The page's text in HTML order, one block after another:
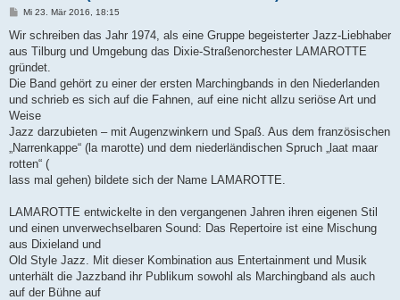
B
i
r
a
Mi 23. Mär 2016, 18:15
Wir schreiben das Jahr 1974, als eine Gruppe begeisterter Jazz-Liebhaber
aus Tilburg und Umgebung das Dixie-Straßenorchester LAMAROTTE
gründet.
Die Band gehört zu einer der ersten Marchingbands in den Niederlanden
und schrieb es sich auf die Fahnen, auf eine nicht allzu seriöse Art und
Weise
Jazz darzubieten – mit Augenzwinkern und Spaß. Aus dem französischen
„Narrenkappe“ (la marotte) und dem niederländischen Spruch „laat maar
rotten“ (
lass mal gehen) bildete sich der Name LAMAROTTE.
LAMAROTTE entwickelte in den vergangenen Jahren ihren eigenen Stil
und einen unverwechselbaren Sound: Das Repertoire ist eine Mischung
aus Dixieland und
Old Style Jazz. Mit dieser Kombination aus Entertainment und Musik
unterhält die Jazzband ihr Publikum sowohl als Marchingband als auch
auf der Bühne auf